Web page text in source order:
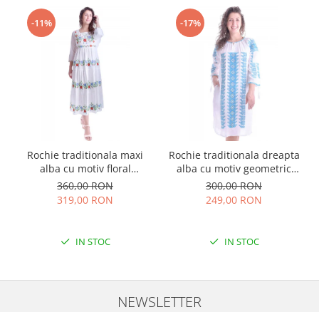
-11%
Rochie traditionala maxi
alba cu motiv floral
multicolor Sanziana
360,00 RON
319,00 RON
IN STOC
-17%
Rochie traditionala dreapta
alba cu motiv geometric
albastru Tania
300,00 RON
249,00 RON
IN STOC
NEWSLETTER